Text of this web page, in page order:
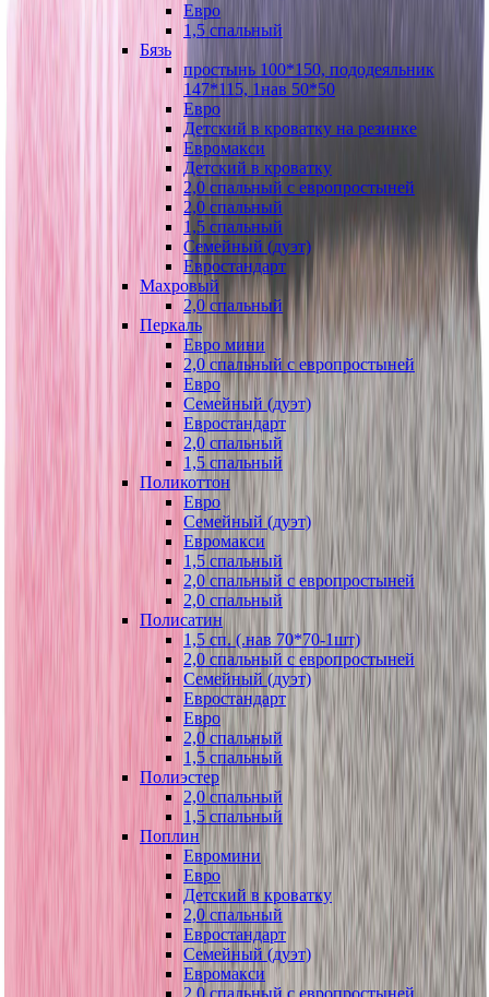
Евро
1,5 спальный
Бязь
простынь 100*150, пододеяльник
147*115, 1нав 50*50
Евро
Детский в кроватку на резинке
Евромакси
Детский в кроватку
2,0 спальный с европростыней
2,0 спальный
1,5 спальный
Семейный (дуэт)
Евростандарт
Махровый
2,0 спальный
Перкаль
Евро мини
2,0 спальный с европростыней
Евро
Семейный (дуэт)
Евростандарт
2,0 спальный
1,5 спальный
Поликоттон
Евро
Семейный (дуэт)
Евромакси
1,5 спальный
2,0 спальный с европростыней
2,0 спальный
Полисатин
1,5 сп. (.нав 70*70-1шт)
2,0 спальный с европростыней
Семейный (дуэт)
Евростандарт
Евро
2,0 спальный
1,5 спальный
Полиэстер
2,0 спальный
1,5 спальный
Поплин
Евромини
Евро
Детский в кроватку
2,0 спальный
Евростандарт
Семейный (дуэт)
Евромакси